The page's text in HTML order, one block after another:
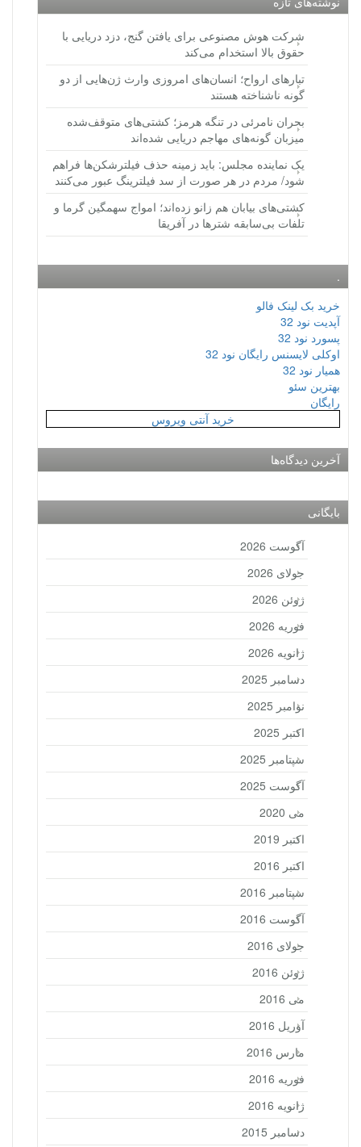
شرکت هوش مصنوعی برای یافتن گنج، دزد دریایی با
حقوق بالا استخدام می‌کند
تبارهای ارواح؛ انسان‌های امروزی وارث ژن‌هایی از دو
گونه ناشناخته هستند
بحران نامرئی در تنگه هرمز؛ کشتی‌های متوقف‌شده
میزبان گونه‌های مهاجم دریایی شده‌اند
یک نماینده مجلس: باید زمینه حذف فیلترشکن‌ها فراهم
شود/ مردم در هر صورت از سد فیلترینگ عبور می‌کنند
کشتی‌های بیابان هم زانو زده‌اند؛ امواج سهمگین گرما و
تلفات بی‌سابقه شترها در آفریقا
.
خرید بک لینک فالو
آپدیت نود 32
پسورد نود 32
اوکلی لایسنس رایگان نود 32
همیار نود 32
بهترین سئو
رایگان
خرید آنتی ویروس
آخرین دیدگاه‌ها
بایگانی
آگوست 2026
جولای 2026
ژوئن 2026
فوریه 2026
ژانویه 2026
دسامبر 2025
نوامبر 2025
اکتبر 2025
سپتامبر 2025
آگوست 2025
می 2020
اکتبر 2019
اکتبر 2016
سپتامبر 2016
آگوست 2016
جولای 2016
ژوئن 2016
می 2016
آوریل 2016
مارس 2016
فوریه 2016
ژانویه 2016
دسامبر 2015